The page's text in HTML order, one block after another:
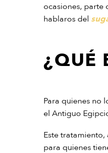
ocasiones, parte
hablaros del
¿QUÉ
Para quienes no
el Antiguo
Este
para quienes